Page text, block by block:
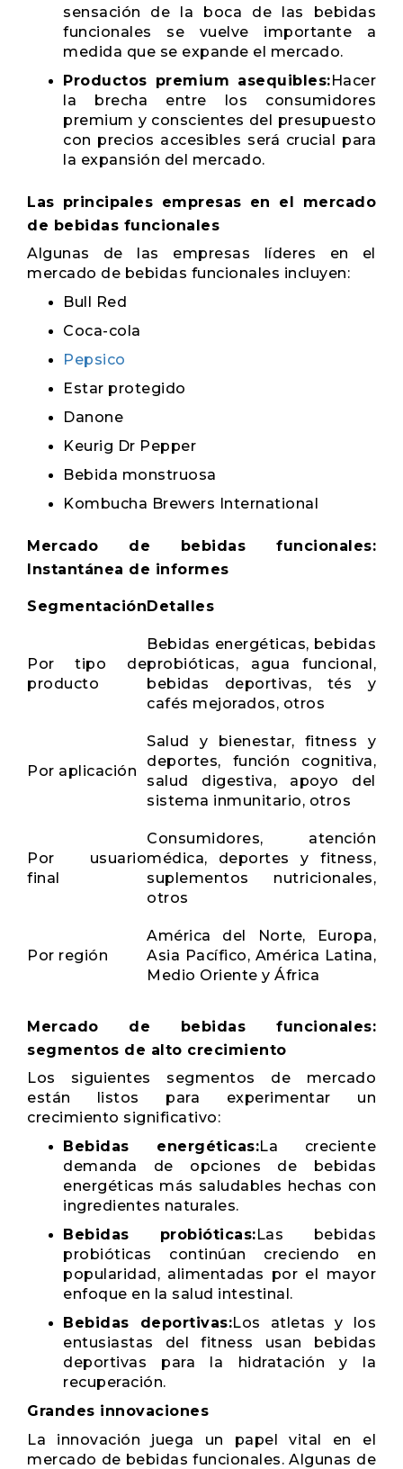
sensación de la boca de las bebidas
funcionales se vuelve importante a
medida que se expande el mercado.
Productos premium asequibles:Hacer
la brecha entre los consumidores
premium y conscientes del presupuesto
con precios accesibles será crucial para
la expansión del mercado.
Las principales empresas en el mercado
de bebidas funcionales
Algunas de las empresas líderes en el
mercado de bebidas funcionales incluyen:
Bull Red
Coca-cola
Pepsico
Estar protegido
Danone
Keurig Dr Pepper
Bebida monstruosa
Kombucha Brewers International
Mercado de bebidas funcionales:
Instantánea de informes
SegmentaciónDetalles
Por tipo de
producto
Bebidas energéticas, bebidas
probióticas, agua funcional,
bebidas deportivas, tés y
cafés mejorados, otros
Por aplicación
Salud y bienestar, fitness y
deportes, función cognitiva,
salud digestiva, apoyo del
sistema inmunitario, otros
Por usuario
final
Consumidores, atención
médica, deportes y fitness,
suplementos nutricionales,
otros
Por región
América del Norte, Europa,
Asia Pacífico, América Latina,
Medio Oriente y África
Mercado de bebidas funcionales:
segmentos de alto crecimiento
Los siguientes segmentos de mercado
están listos para experimentar un
crecimiento significativo:
Bebidas energéticas:La creciente
demanda de opciones de bebidas
energéticas más saludables hechas con
ingredientes naturales.
Bebidas probióticas:Las bebidas
probióticas continúan creciendo en
popularidad, alimentadas por el mayor
enfoque en la salud intestinal.
Bebidas deportivas:Los atletas y los
entusiastas del fitness usan bebidas
deportivas para la hidratación y la
recuperación.
Grandes innovaciones
La innovación juega un papel vital en el
mercado de bebidas funcionales. Algunas de